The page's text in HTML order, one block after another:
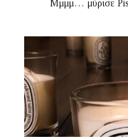
Μμμμ… μύρισε